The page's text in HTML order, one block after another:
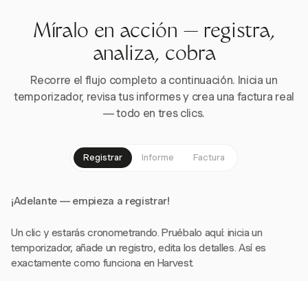
Míralo en acción — registra,
analiza, cobra
Recorre el flujo completo a continuación. Inicia un
temporizador, revisa tus informes y crea una factura real
— todo en tres clics.
Registrar Informe Factura
¡Adelante — empieza a registrar!
Un clic y estarás cronometrando. Pruébalo aquí: inicia un
temporizador, añade un registro, edita los detalles. Así es
exactamente como funciona en Harvest.